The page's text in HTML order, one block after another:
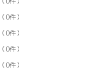
（0件）
（0件）
（0件）
（0件）